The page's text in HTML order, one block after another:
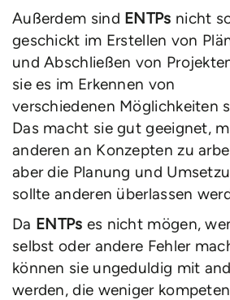
Außerdem sind ENTPs nicht
geschickt im Erstellen von
und Abschließen von
sie es im Erkennen von
verschiedenen Möglichkeiten
Das macht sie gut geeignet,
anderen an Konzepten zu
aber die Planung und
sollte anderen überlassen
Da ENTPs es nicht mögen,
selbst oder andere Fehler
können sie ungeduldig mit
werden, die weniger